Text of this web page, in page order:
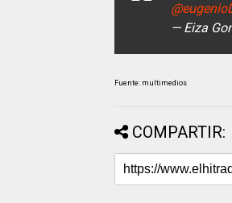
— Eiza
Fuente: multimedios
COMPARTIR: